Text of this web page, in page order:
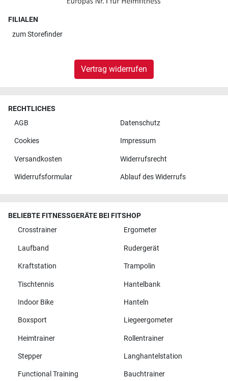
FILIALEN
zumStorefinder
Vertrag widerrufen
RECHTLICHES
AGB
Datenschutz
Cookies Impressum
Versandkosten Widerrufsrecht
Widerrufsformular Ablauf des Widerrufs
BELIEBTE FITNESSGERÄTE BEI FITSHOP
Crosstrainer
Ergometer
Laufband Rudergerät
Kraftstation Trampolin
Tischtennis Hantelbank
Indoor Bike Hanteln
Boxsport Liegeergometer
Heimtrainer Rollentrainer
Stepper Langhantelstation
Functional Training Bauchtrainer